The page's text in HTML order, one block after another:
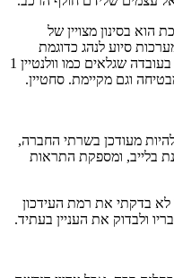
מצויין של
לנהג כדוגמת
מזדה, סקודה, וולבו, סיאט ועוד. בהתחשב בעובדה שגלאים כמו וולנטיין 1
וגם מקיימת. סחטיין.
מעודכן בשרתי החברה,
ומספקת התראות
את רמת העידכון
את העניין בעתיד.